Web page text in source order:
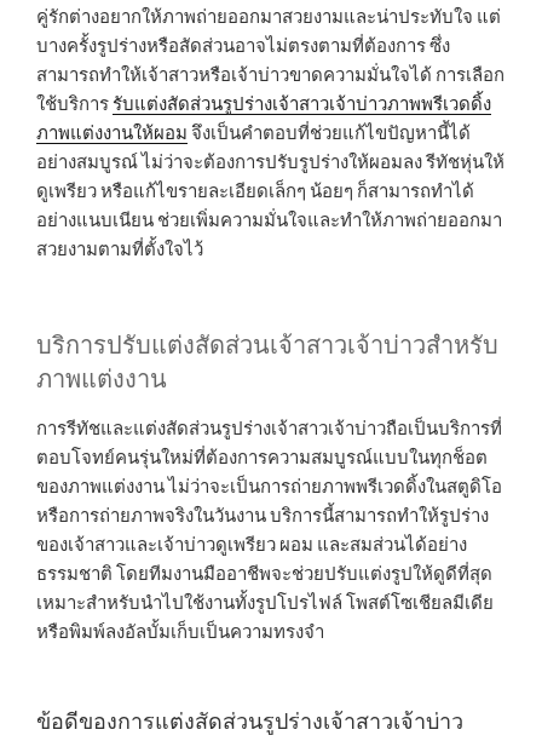
คู่รักต่างอยากให้ภาพถ่ายออกมาสวยงามและน่าประทับใจ แต่
บางครั้งรูปร่างหรือสัดส่วนอาจไม่ตรงตามที่ต้องการ ซึ่ง
สามารถทำให้เจ้าสาวหรือเจ้าบ่าวขาดความมั่นใจได้ การเลือก
ใช้บริการ รับแต่งสัดส่วนรูปร่างเจ้าสาวเจ้าบ่าวภาพพรีเวดดิ้ง
ภาพแต่งงานให้ผอม จึงเป็นคำตอบที่ช่วยแก้ไขปัญหานี้ได้
อย่างสมบูรณ์ ไม่ว่าจะต้องการปรับรูปร่างให้ผอมลง รีทัชหุ่นให้
ดูเพรียว หรือแก้ไขรายละเอียดเล็กๆ น้อยๆ ก็สามารถทำได้
อย่างแนบเนียน ช่วยเพิ่มความมั่นใจและทำให้ภาพถ่ายออกมา
สวยงามตามที่ตั้งใจไว้
บริการปรับแต่งสัดส่วนเจ้าสาวเจ้าบ่าวสำหรับ
ภาพแต่งงาน
การรีทัชและแต่งสัดส่วนรูปร่างเจ้าสาวเจ้าบ่าวถือเป็นบริการที่
ตอบโจทย์คนรุ่นใหม่ที่ต้องการความสมบูรณ์แบบในทุกช็อต
ของภาพแต่งงาน ไม่ว่าจะเป็นการถ่ายภาพพรีเวดดิ้งในสตูดิโอ
หรือการถ่ายภาพจริงในวันงาน บริการนี้สามารถทำให้รูปร่าง
ของเจ้าสาวและเจ้าบ่าวดูเพรียว ผอม และสมส่วนได้อย่าง
ธรรมชาติ โดยทีมงานมืออาชีพจะช่วยปรับแต่งรูปให้ดูดีที่สุด
เหมาะสำหรับนำไปใช้งานทั้งรูปโปรไฟล์ โพสต์โซเชียลมีเดีย
หรือพิมพ์ลงอัลบั้มเก็บเป็นความทรงจำ
ข้อดีของการแต่งสัดส่วนรูปร่างเจ้าสาวเจ้าบ่าว